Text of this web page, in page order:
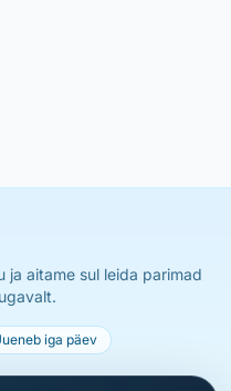
ja aitame sul leida parimad
iga päev